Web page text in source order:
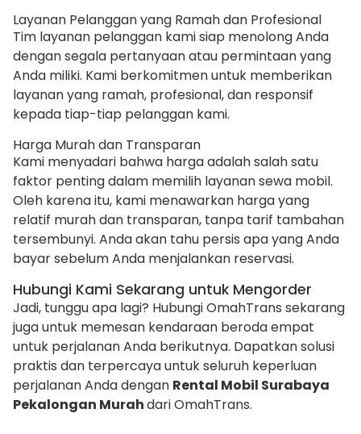
Layanan Pelanggan yang Ramah dan Profesional
Tim layanan pelanggan kami siap menolong Anda
dengan segala pertanyaan atau permintaan yang
Anda miliki. Kami berkomitmen untuk memberikan
layanan yang ramah, profesional, dan responsif
kepada tiap-tiap pelanggan kami.
Harga Murah dan Transparan
Kami menyadari bahwa harga adalah salah satu
faktor penting dalam memilih layanan sewa mobil.
Oleh karena itu, kami menawarkan harga yang
relatif murah dan transparan, tanpa tarif tambahan
tersembunyi. Anda akan tahu persis apa yang Anda
bayar sebelum Anda menjalankan reservasi.
Hubungi Kami Sekarang untuk Mengorder
Jadi, tunggu apa lagi? Hubungi OmahTrans sekarang
juga untuk memesan kendaraan beroda empat
untuk perjalanan Anda berikutnya. Dapatkan solusi
praktis dan terpercaya untuk seluruh keperluan
perjalanan Anda dengan Rental Mobil Surabaya
Pekalongan Murahdari OmahTrans.